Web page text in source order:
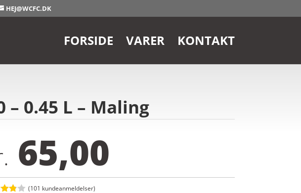
HEJ@WCFC.DK
FORSIDE VARER KONTAKT
– 0.45 L – Maling
65,00
(101 kundeanmeldelser)